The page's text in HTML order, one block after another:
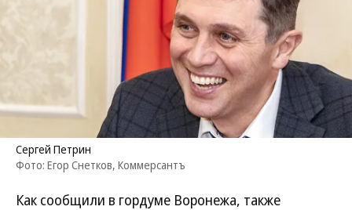
Сергей Петрин
Фото: Егор Снетков, Коммерсантъ
Как сообщили в гордуме Воронежа, также